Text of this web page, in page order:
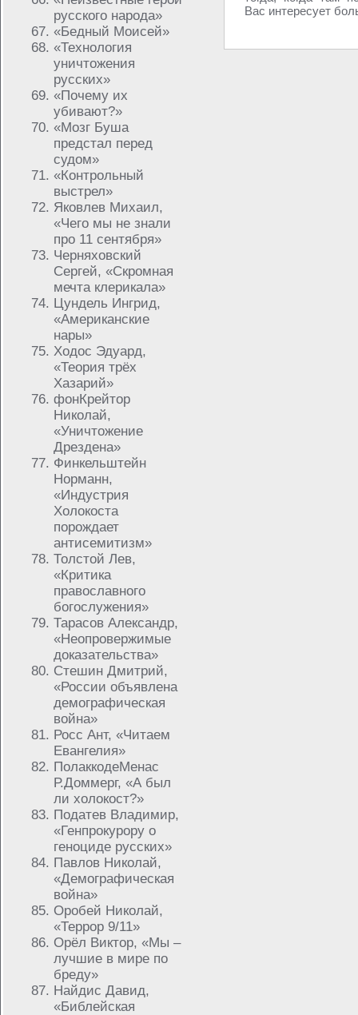
русского народа»
«Бедный Моисей»
«Технология
уничтожения
русских»
«Почему их
убивают?»
«Мозг Буша
предстал перед
судом»
«Контрольный
выстрел»
Яковлев Михаил,
«Чего мы не знали
про 11 сентября»
Черняховский
Сергей, «Скромная
мечта клерикала»
Цундель Ингрид,
«Американские
нары»
Ходос Эдуард,
«Теория трёх
Хазарий»
фонКрейтор
Николай,
«Уничтожение
Дрездена»
Финкельштейн
Норманн,
«Индустрия
Холокоста
порождает
антисемитизм»
Толстой Лев,
«Критика
православного
богослужения»
Тарасов Александр,
«Неопровержимые
доказательства»
Стешин Дмитрий,
«России объявлена
демографическая
война»
Росс Ант, «Читаем
Евангелия»
ПолаккодеМенас
Р.Доммерг, «А был
ли холокост?»
Податев Владимир,
«Генпрокурору о
геноциде русских»
Павлов Николай,
«Демографическая
война»
Оробей Николай,
«Террор 9/11»
Орёл Виктор, «Мы –
лучшие в мире по
бреду»
Найдис Давид,
«Библейская
Вас интересует